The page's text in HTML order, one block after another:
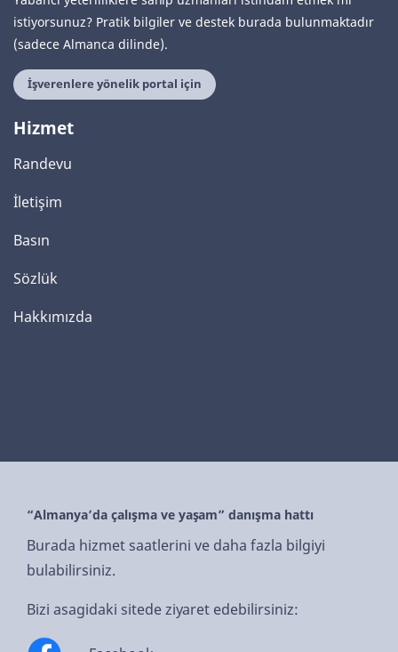
istiyorsunuz? Pratik bilgiler ve destek burada bulunmaktadır
(sadece Almanca dilinde).
İşverenlere yönelik portal için
Hizmet
Randevu
İletişim
Basın
Sözlük
Hakkımızda
“Almanya’da çalışma ve yaşam” danışma hattı
Burada hizmet saatlerini ve daha fazla bilgiyi
bulabilirsiniz.
Bizi asagidaki sitede ziyaret edebilirsiniz: